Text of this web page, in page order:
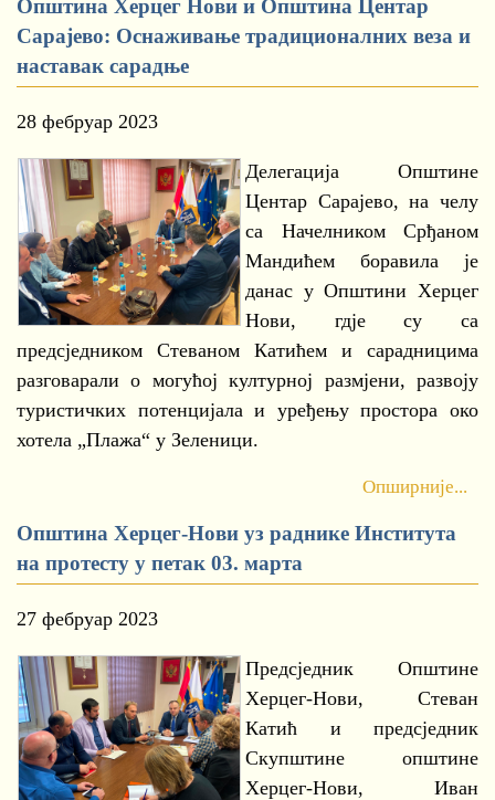
Општина Херцег Нови и Општина Центар
Сарајево: Оснаживање традиционалних веза и
наставак сарадње
28 фебруар 2023
Делегација Општине
Центар Сарајево, на челу
са Начелником Срђаном
Мандићем боравила је
данас у Општини Херцег
Нови, гдје су са
предсједником Стеваном Катићем и сарадницима
разговарали о могућој културној размјени, развоју
туристичких потенцијала и уређењу простора око
хотела „Плажа“ у Зеленици.
Опширније...
Општина Херцег-Нови уз раднике Института
на протесту у петак 03. марта
27 фебруар 2023
Предсједник Општине
Херцег-Нови, Стеван
Катић и предсједник
Скупштине општине
Херцег-Нови, Иван